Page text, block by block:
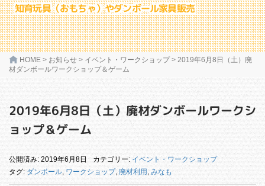
知育玩具（おもちゃ）やダンボール家具販売
HOME > お知らせ > イベント・ワークショップ> 2019年6月8日（土）廃
材ダンボールワークショップ＆ゲーム
2019年6月8日（土）廃材ダンボールワークシ
ョップ＆ゲーム
公開済み: 2019年6月8日 カテゴリー: イベント・ワークショップ
タグ: ダンボール, ワークショップ,廃材利用 , みなも